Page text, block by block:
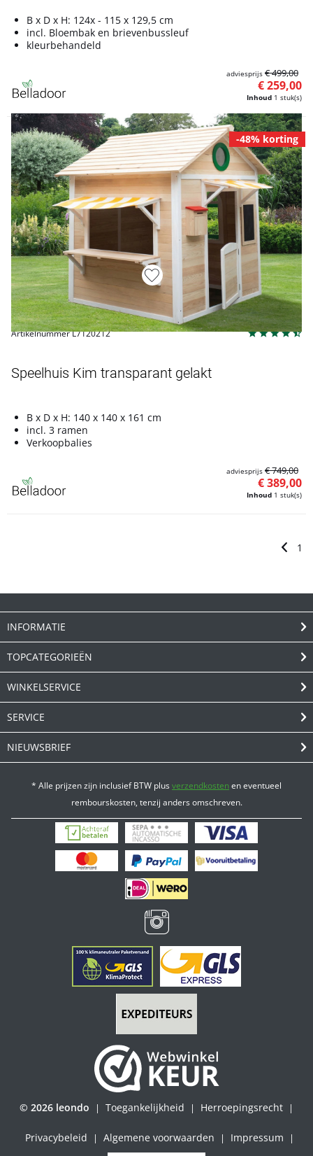
B x D x H: 124x - 115 x 129,5 cm
incl. Bloembak en brievenbussleuf
kleurbehandeld
Inhoud 1 stuk(s)
€ 259,00
adviesprijs € 499,00
-48% korting
Artikelnummer L7120212
Speelhuis Kim transparant gelakt
B x D x H: 140 x 140 x 161 cm
incl. 3 ramen
Verkoopbalies
Inhoud 1 stuk(s)
€ 389,00
adviesprijs € 749,00
1
INFORMATIE
TOPCATEGORIEËN
WINKELSERVICE
SERVICE
NIEUWSBRIEF
* Alle prijzen zijn inclusief BTW plusverzendkostenen eventueel
rembourskosten, tenzij anders omschreven.
© 2026 leondo | Toegankelijkheid | Herroepingsrecht |
Privacybeleid | Algemene voorwaarden | Impressum |